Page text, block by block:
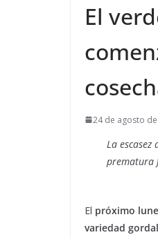
El
24 de agosto
La
prematura
El próximo
variedad